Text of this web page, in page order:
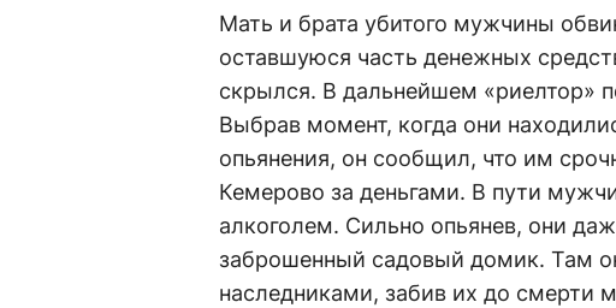
Мать и брата убитого мужчины
оставшуюся часть денежных
скрылся. В дальнейшем «риелтор»
Выбрав момент, когда они
опьянения, он сообщил, что им
Кемерово за деньгами. В пути
алкоголем. Сильно опьянев, они
заброшенный садовый домик. Там
наследниками, забив их до смерти